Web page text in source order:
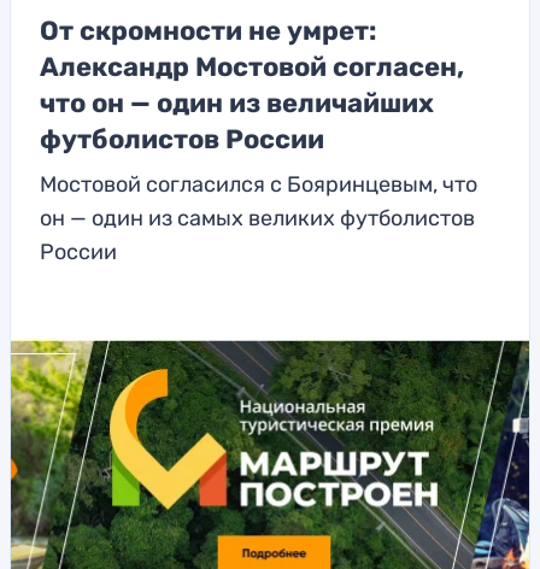
От скромности не умрет:
Александр Мостовой согласен,
что он — один из величайших
футболистов России
Мостовой согласился с Бояринцевым, что
он — один из самых великих футболистов
России